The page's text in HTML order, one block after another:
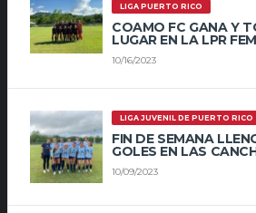
LIGA PUERTO RICO
COAMO FC GANA Y
LUGAR EN LA LPR
10/16/2023
LIGA JUVENIL DE PUERTO RICO
FIN DE SEMANA
GOLES EN LAS
10/09/2023